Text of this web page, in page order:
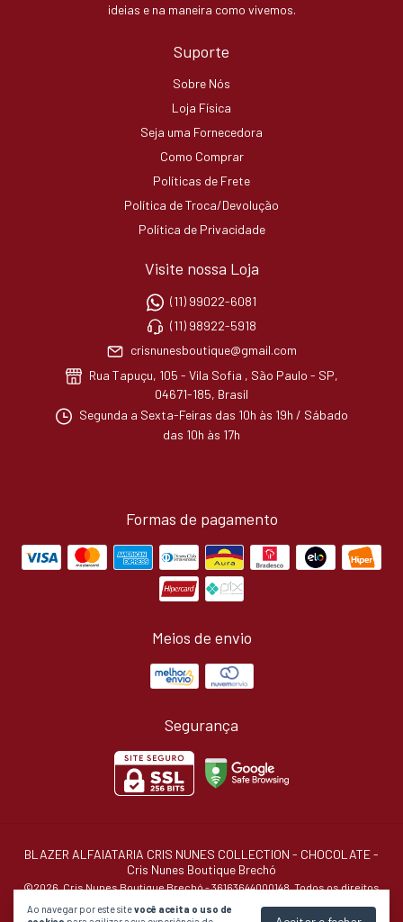
Ao navegar por este sitevocê aceita o uso de
ideias e na maneira como vivemos.
Suporte
Sobre Nós
Loja Física
Seja uma Fornecedora
Como Comprar
Políticas de Frete
Política de Troca/Devolução
Política de Privacidade
Visite nossa Loja
(11) 99022-6081
(11) 98922-5918
crisnunesboutique@gmail.com
Rua Tapuçu, 105 - Vila Sofia , São Paulo - SP,
04671-185, Brasil
Segunda a Sexta-Feiras das 10h às 19h / Sábado
das 10h às 17h
Formas de pagamento
Meios de envio
Segurança
BLAZER ALFAIATARIA CRIS NUNES COLLECTION - CHOCOLATE-
Cris Nunes Boutique Brechó
©2026. Cris Nunes Boutique Brechó - 36163644000148. Todos os direitos